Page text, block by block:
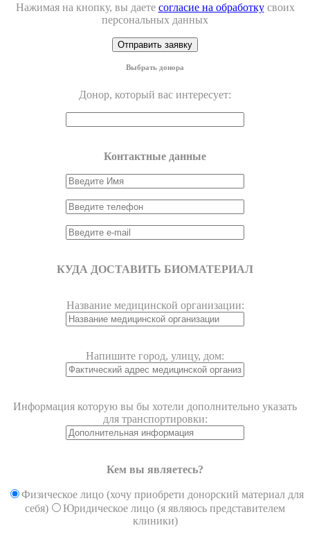
Нажимая на кнопку, вы даете согласие на обработкусвоих
персональных данных
Выбрать донора
Донор, который вас интересует:
Контактные данные
КУДА ДОСТАВИТЬ БИОМАТЕРИАЛ
Название медицинской организации:
Напишите город, улицу, дом:
Информация которую вы бы хотели дополнительно указать
для транспортировки:
Кем вы являетесь?
Физическое лицо (хочу приобрети донорский материал для
себя)
Юридическое лицо (я являюсь представителем
клиники)